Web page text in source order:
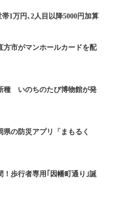
1万円､2人目以降5000円加算
方市がマンホールカードを配
種 いのちのたび博物館が発
の防災アプリ「まもるく
！歩行者専用｢因幡町通り｣誕